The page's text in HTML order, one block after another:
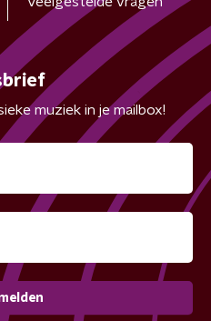
muziek in je mailbox!